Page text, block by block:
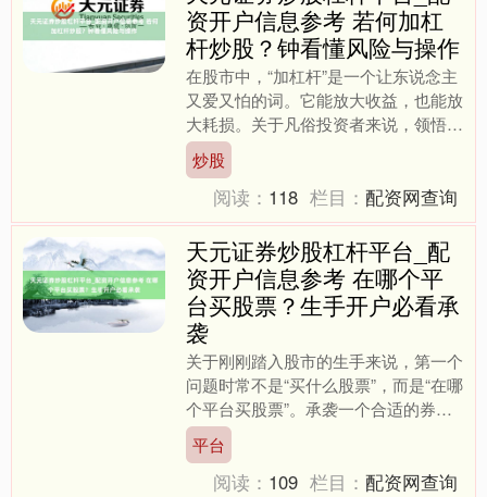
资开户信息参考 若何加杠
杆炒股？钟看懂风险与操作
在股市中，“加杠杆”是一个让东说念主
又爱又怕的词。它能放大收益，也能放
大耗损。关于凡俗投资者来说，领悟杠
杆的实践、掌持操作规律、认清潜在风
险，是参与杠杆来往前必....
炒股
阅读： 118 栏目：配资网查询
天元证券炒股杠杆平台_配
资开户信息参考 在哪个平
台买股票？生手开户必看承
袭
关于刚刚踏入股市的生手来说，第一个
问题时常不是“买什么股票”，而是“在哪
个平台买股票”。承袭一个合适的券商
平台天元证券炒股杠杆平台_配资开户
信息参考，不仅斟酌到....
平台
阅读： 109 栏目：配资网查询